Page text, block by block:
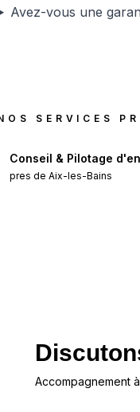
Avez-vous une
SERVICES
Conseil & Pilotage
pres de Aix-les-Bains
Accompagnement